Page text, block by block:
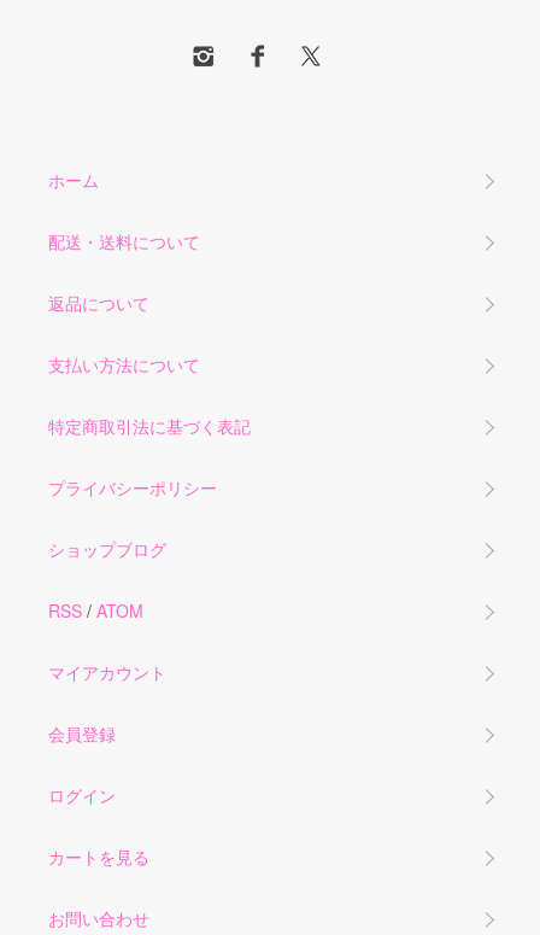
ホーム
配送・送料について
返品について
支払い方法について
特定商取引法に基づく表記
プライバシーポリシー
ショップブログ
RSS / ATOM
マイアカウント
会員登録
ログイン
カートを見る
お問い合わせ